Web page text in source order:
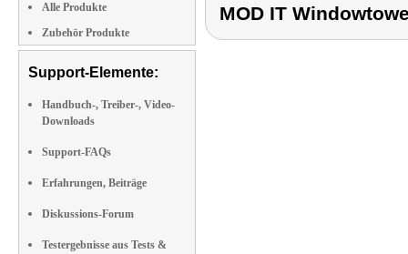
Alle Produkte
Zubehör Produkte
Support-Elemente:
Handbuch-, Treiber-, Video-
Downloads
Support-FAQs
Erfahrungen, Beiträge
Diskussions-Forum
Testergebnisse aus Tests &
MOD IT